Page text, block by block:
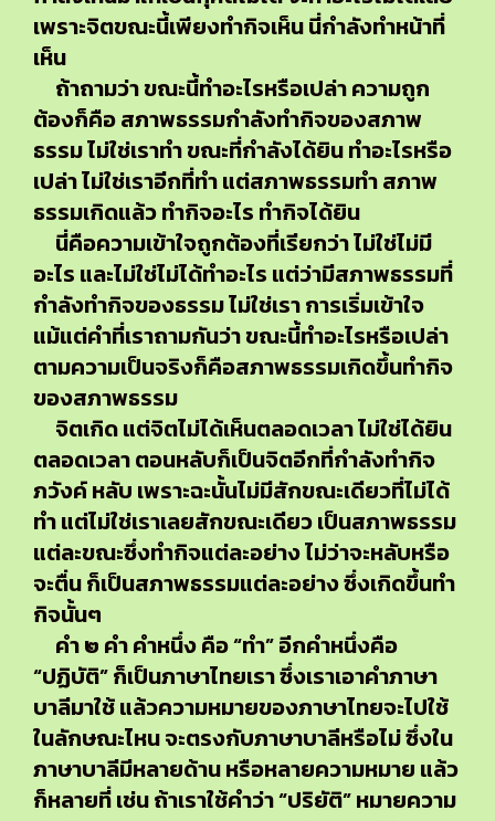
เพราะจิตขณะนี้เพียงทำกิจเห็น นี่กำลังทำหน้าที่
เห็น
ถ้าถามว่า ขณะนี้ทำอะไรหรือเปล่า ความถูก
ต้องก็คือ สภาพธรรมกำลังทำกิจของสภาพ
ธรรม ไม่ใช่เราทำ ขณะที่กำลังได้ยิน ทำอะไรหรือ
เปล่า ไม่ใช่เราอีกที่ทำ แต่สภาพธรรมทำ สภาพ
ธรรมเกิดแล้ว ทำกิจอะไร ทำกิจได้ยิน
นี่คือความเข้าใจถูกต้องที่เรียกว่า ไม่ใช่ไม่มี
อะไร และไม่ใช่ไม่ได้ทำอะไร แต่ว่ามีสภาพธรรมที่
กำลังทำกิจของธรรม ไม่ใช่เรา การเริ่มเข้าใจ
แม้แต่คำที่เราถามกันว่า ขณะนี้ทำอะไรหรือเปล่า
ตามความเป็นจริงก็คือสภาพธรรมเกิดขึ้นทำกิจ
ของสภาพธรรม
จิตเกิด แต่จิตไม่ได้เห็นตลอดเวลา ไม่ใช่ได้ยิน
ตลอดเวลา ตอนหลับก็เป็นจิตอีกที่กำลังทำกิจ
ภวังค์ หลับ เพราะฉะนั้นไม่มีสักขณะเดียวที่ไม่ได้
ทำ แต่ไม่ใช่เราเลยสักขณะเดียว เป็นสภาพธรรม
แต่ละขณะซึ่งทำกิจแต่ละอย่าง ไม่ว่าจะหลับหรือ
จะตื่น ก็เป็นสภาพธรรมแต่ละอย่าง ซึ่งเกิดขึ้นทำ
กิจนั้นๆ
คำ ๒ คำ คำหนึ่ง คือ “ทำ” อีกคำหนึ่งคือ
“ปฏิบัติ” ก็เป็นภาษาไทยเรา ซึ่งเราเอาคำภาษา
บาลีมาใช้ แล้วความหมายของภาษาไทยจะไปใช้
ในลักษณะไหน จะตรงกับภาษาบาลีหรือไม่ ซึ่งใน
ภาษาบาลีมีหลายด้าน หรือหลายความหมาย แล้ว
ก็หลายที่ เช่น ถ้าเราใช้คำว่า “ปริยัติ” หมายความ